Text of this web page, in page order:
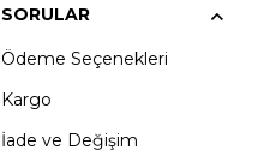
SORULAR
Ödeme Seçenekleri
Kargo
İade ve Değişim